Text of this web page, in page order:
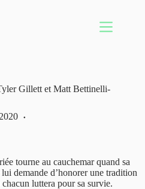
Gillett et Matt Bettinelli-
tourne au cauchemar quand sa
demande d’honorer une tradition
luttera pour sa survie.